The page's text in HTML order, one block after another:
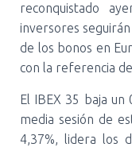
reconquistado
inversores
de los bonos en
con la referencia
El IBEX 35 baja un
media sesión de
4,37%, lidera los